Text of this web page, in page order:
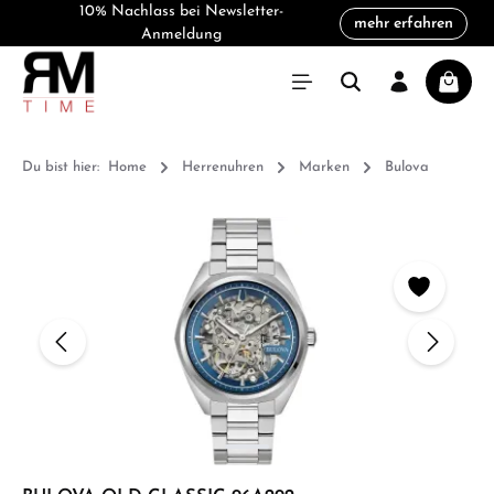
10% Nachlass bei Newsletter-
Anmeldung
mehr erfahren
Du bist hier: Home Herrenuhren Marken Bulova
Bildergalerie überspringen